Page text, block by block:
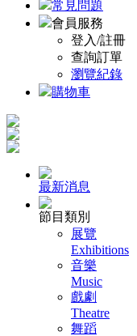
常見問題
會員服務
登入/註冊
查詢訂單
瀏覽紀錄
購物車
最新消息
節目類別
展覽
Exhibitions
音樂
Music
戲劇
Theatre
舞蹈